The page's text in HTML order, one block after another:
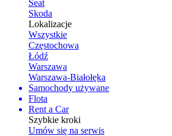
Seat
Skoda
Lokalizacje
Wszystkie
Częstochowa
Łódź
Warszawa
Warszawa-Białołęka
Samochody używane
Flota
Rent a Car
Szybkie kroki
Umów się na serwis